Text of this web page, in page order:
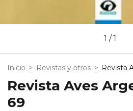
1 /1
Inicio > Revistas y otros > Revista
Revista Aves
69